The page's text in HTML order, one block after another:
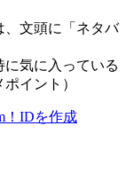
、文頭に「ネタバ
気に入っている
イント）
！IDを作成